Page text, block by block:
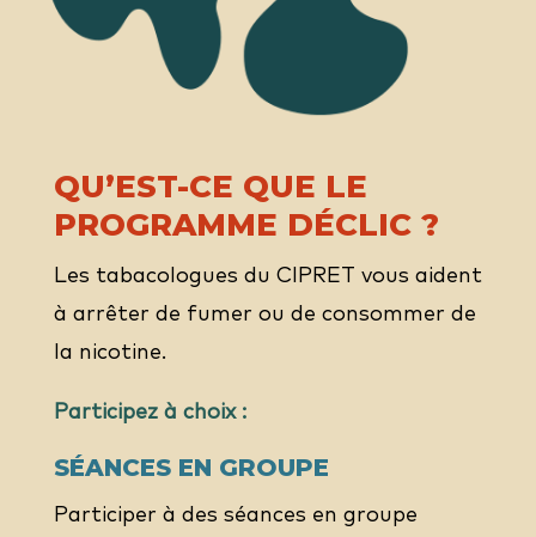
QU’EST-CE QUE LE
PROGRAMME DÉCLIC ?
Les tabacologues du CIPRET vous aident
à arrêter de fumer ou de consommer de
la nicotine.
Participez à choix :
SÉANCES EN GROUPE
Participer à des séances en groupe